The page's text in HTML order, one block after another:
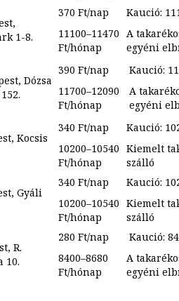
1-8.
370 Ft/nap
11100–11470
Ft/hónap
Kaució:
A
egyéni
Dózsa
390 Ft/nap
11700–12090
Ft/hónap
Kaució:
A
egyéni
Kocsis
340 Ft/nap
10200–10540
Ft/hónap
Kaució:
Kiemelt
szálló
Gyáli
340 Ft/nap
10200–10540
Ft/hónap
Kaució:
Kiemelt
szálló
R.
10.
280 Ft/nap
8400–8680
Ft/hónap
Kaució:
A
egyéni